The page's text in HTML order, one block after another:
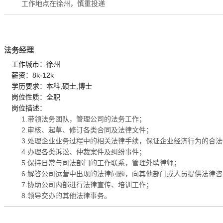
工作地点在徐州，慎重投递
法务经理
工作城市：徐州
薪资：8k-12k
学历要求：本科,硕士,博士
岗位性质：全职
岗位描述：
1.带领法务团队，管理公司的法务工作；
2.审核、起草、修订各类合同及法律文件；
3.处理企业业务过程中的相关法律手续，保证企业经济行为的合法
4.办理各类诉讼、仲裁案件及纠纷事件；
5.保持日常与司法部门的工作联系，管理外聘律师；
6.解答公司运营中出现的法律问题，向其他部门或人员提供法律咨
7.协助公司内部进行法律宣传、培训工作；
8.领导交办的其他法律事务。